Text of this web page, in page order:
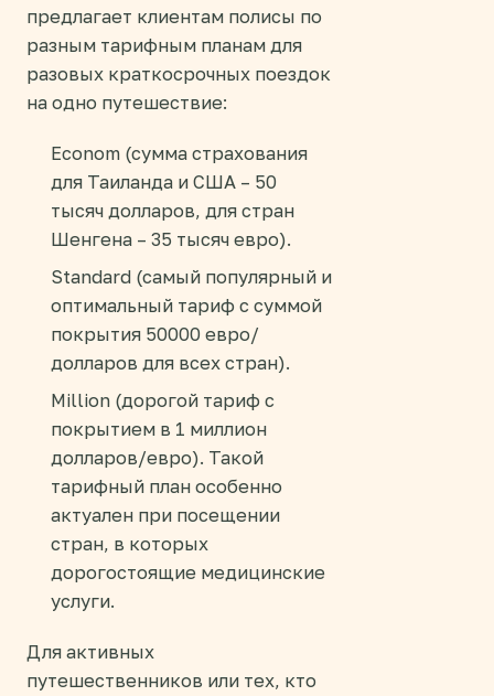
предлагает клиентам полисы по
разным тарифным планам для
разовых краткосрочных поездок
на одно путешествие:
Econom (сумма страхования
для Таиланда и США – 50
тысяч долларов, для стран
Шенгена – 35 тысяч евро).
Standard (самый популярный и
оптимальный тариф с суммой
покрытия 50000 евро/
долларов для всех стран).
Million (дорогой тариф с
покрытием в 1 миллион
долларов/евро). Такой
тарифный план особенно
актуален при посещении
стран, в которых
дорогостоящие медицинские
услуги.
Для активных
путешественников или тех, кто